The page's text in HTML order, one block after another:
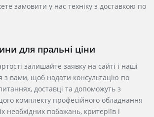
замовити у нас техніку з доставкою по
для пральні ціни
залишайте заявку на сайті і наші
з вами, щоб надати консультацію по
доставці та допоможуть з
комплекту професійного обладнання
необхідних побажань, критеріїв і